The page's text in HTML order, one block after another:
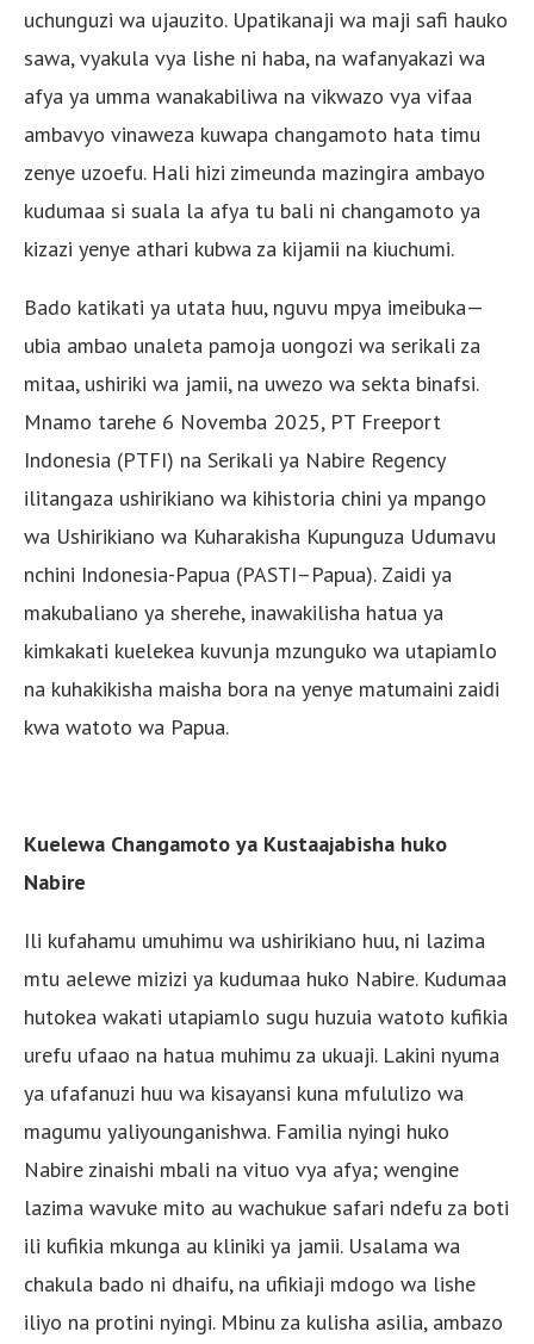
uchunguzi wa ujauzito. Upatikanaji wa maji safi hauko
sawa, vyakula vya lishe ni haba, na wafanyakazi wa
afya ya umma wanakabiliwa na vikwazo vya vifaa
ambavyo vinaweza kuwapa changamoto hata timu
zenye uzoefu. Hali hizi zimeunda mazingira ambayo
kudumaa si suala la afya tu bali ni changamoto ya
kizazi yenye athari kubwa za kijamii na kiuchumi.
Bado katikati ya utata huu, nguvu mpya imeibuka—
ubia ambao unaleta pamoja uongozi wa serikali za
mitaa, ushiriki wa jamii, na uwezo wa sekta binafsi.
Mnamo tarehe 6 Novemba 2025, PT Freeport
Indonesia (PTFI) na Serikali ya Nabire Regency
ilitangaza ushirikiano wa kihistoria chini ya mpango
wa Ushirikiano wa Kuharakisha Kupunguza Udumavu
nchini Indonesia-Papua (PASTI–Papua). Zaidi ya
makubaliano ya sherehe, inawakilisha hatua ya
kimkakati kuelekea kuvunja mzunguko wa utapiamlo
na kuhakikisha maisha bora na yenye matumaini zaidi
kwa watoto wa Papua.
Kuelewa Changamoto ya Kustaajabisha huko
Nabire
Ili kufahamu umuhimu wa ushirikiano huu, ni lazima
mtu aelewe mizizi ya kudumaa huko Nabire. Kudumaa
hutokea wakati utapiamlo sugu huzuia watoto kufikia
urefu ufaao na hatua muhimu za ukuaji. Lakini nyuma
ya ufafanuzi huu wa kisayansi kuna mfululizo wa
magumu yaliyounganishwa. Familia nyingi huko
Nabire zinaishi mbali na vituo vya afya; wengine
lazima wavuke mito au wachukue safari ndefu za boti
ili kufikia mkunga au kliniki ya jamii. Usalama wa
chakula bado ni dhaifu, na ufikiaji mdogo wa lishe
iliyo na protini nyingi. Mbinu za kulisha asilia, ambazo